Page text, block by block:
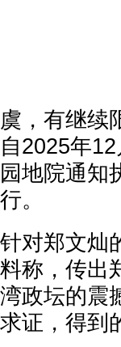
虞，有继续
自2025年
园地院通知
行。
针对郑文灿
料称，传出
湾政坛的震
求证，得到